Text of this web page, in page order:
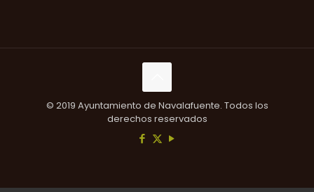
© 2019 Ayuntamiento de Navalafuente. Todos los
derechos reservados